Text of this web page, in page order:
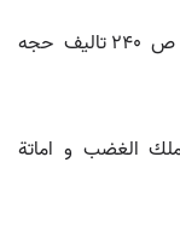
💡 29- مجمع الفضائل على عليه السلام، ص 240 تاليف حجه
الغضب و اماتة